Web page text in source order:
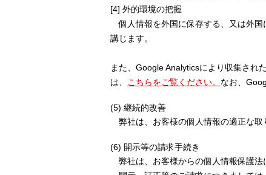
[4] 外的環境の把握
個人情報を外国に保存する、又は外国
講じます。
また、Google Analyticsにより収集され
は、
こちらをご覧ください。 なお、
(5) 継続的改善
弊社は、お客様の個人情報の適正な取
(6) 開示等の請求手続き
弊社は、お客様からの個人情報保護法